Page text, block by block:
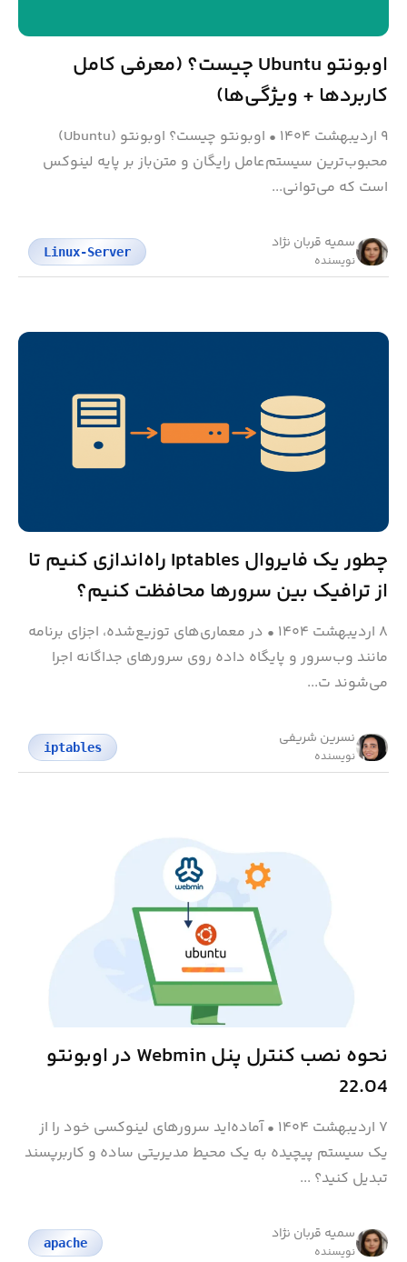
اوبونتو Ubuntu چیست؟ (معرفی کامل
کاربردها + ویژگی‌ها)
۹ اردیبهشت ۱۴۰۴ •
اوبونتو چیست؟ اوبونتو (Ubuntu)
محبوب‌ترین سیستم‌عامل رایگان و متن‌باز بر پایه لینوکس
است که می‌توانی...
سمیه قربان نژاد
نویسنده
Linux-Server
چطور یک فایروال Iptables راه‌اندازی کنیم تا
از ترافیک بین سرورها محافظت کنیم؟
۸ اردیبهشت ۱۴۰۴ • در معماری‌های توزیع‌شده، اجزای برنامه
مانند وب‌سرور و پایگاه داده روی سرورهای جداگانه اجرا
می‌شوند ت...
نسرین شریفی
نویسنده
iptables
نحوه نصب کنترل پنل Webmin در اوبونتو
22.04
۷ اردیبهشت ۱۴۰۴ •آماده‌اید سرورهای لینوکسی خود را از
یک سیستم پیچیده به یک محیط مدیریتی ساده و کاربرپسند
تبدیل کنید؟ ...
سمیه قربان نژاد
نویسنده
apache